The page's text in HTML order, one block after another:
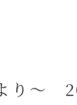
り～